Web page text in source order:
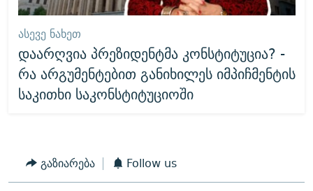
ᲐᲡᲔᲕᲔ ᲜᲐᲮᲔᲗ
დაარღვია პრეზიდენტმა კონსტიტუცია? -
რა არგუმენტებით განიხილეს იმპიჩმენტის
საკითხი საკონსტიტუციოში
გაზიარება Follow us